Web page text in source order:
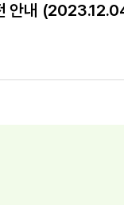
안내